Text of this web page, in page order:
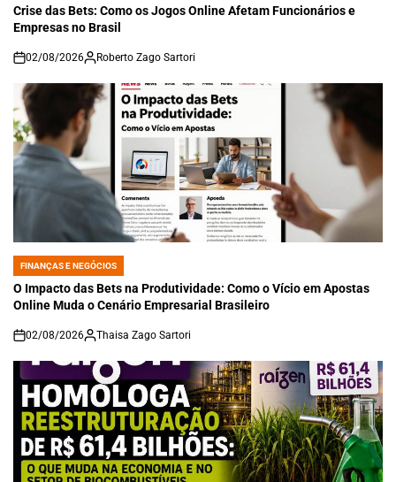
IN
Crise das Bets: Como os Jogos Online Afetam Funcionários e
Empresas no Brasil
on
02/08/2026 Roberto Zago Sartori
POSTED
IN
FINANÇAS E NEGÓCIOS
O Impacto das Bets na Produtividade: Como o Vício em Apostas
Online Muda o Cenário Empresarial Brasileiro
on
02/08/2026 Thaisa Zago Sartori